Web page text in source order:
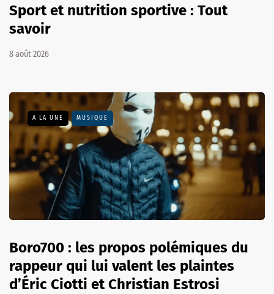
Sport et nutrition sportive : Tout
savoir
8 août 2026
A LA UNE MUSIQUE
Boro700 : les propos polémiques du
rappeur qui lui valent les plaintes
d’Éric Ciotti et Christian Estrosi